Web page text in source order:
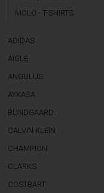
MOLO - T-SHIRTS
ADIDAS
AIGLE
ANGULUS
AYKASA
BUNDGAARD
CALVIN KLEIN
CHAMPION
CLARKS
COSTBART